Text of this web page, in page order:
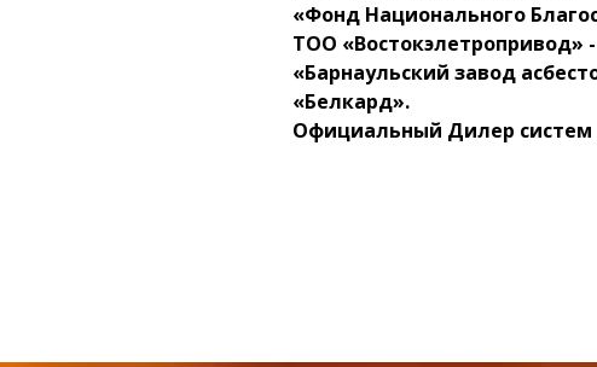
«Фонд Национального
ТОО
«Барнаульский завод
«Белкард».
Официальный Дилер